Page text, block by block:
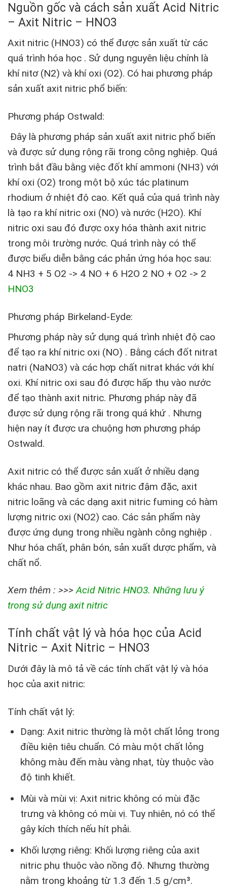
Nguồn gốc và cách sản xuất Acid Nitric
– Axit Nitric – HNO3
Axit nitric (HNO3) có thể được sản xuất từ các
quá trình hóa học . Sử dụng nguyên liệu chính là
khí nitơ (N2) và khí oxi (O2). Có hai phương pháp
sản xuất axit nitric phổ biến:
Phương pháp Ostwald:
Đây là phương pháp sản xuất axit nitric phổ biến
và được sử dụng rộng rãi trong công nghiệp. Quá
trình bắt đầu bằng việc đốt khí ammoni (NH3) với
khí oxi (O2) trong một bộ xúc tác platinum
rhodium ở nhiệt độ cao. Kết quả của quá trình này
là tạo ra khí nitric oxi (NO) và nước (H2O). Khí
nitric oxi sau đó được oxy hóa thành axit nitric
trong môi trường nước. Quá trình này có thể
được biểu diễn bằng các phản ứng hóa học sau:
4 NH3 + 5 O2 -> 4 NO + 6 H2O 2 NO + O2 -> 2
HNO3
Phương pháp Birkeland-Eyde:
Phương pháp này sử dụng quá trình nhiệt độ cao
để tạo ra khí nitric oxi (NO) . Bằng cách đốt nitrat
natri (NaNO3) và các hợp chất nitrat khác với khí
oxi. Khí nitric oxi sau đó được hấp thụ vào nước
để tạo thành axit nitric. Phương pháp này đã
được sử dụng rộng rãi trong quá khứ . Nhưng
hiện nay ít được ưa chuộng hơn phương pháp
Ostwald.
Axit nitric có thể được sản xuất ở nhiều dạng
khác nhau. Bao gồm axit nitric đậm đặc, axit
nitric loãng và các dạng axit nitric fuming có hàm
lượng nitric oxi (NO2) cao. Các sản phẩm này
được ứng dụng trong nhiều ngành công nghiệp .
Như hóa chất, phân bón, sản xuất dược phẩm, và
chất nổ.
Xem thêm : >>>Acid Nitric HNO3. Những lưu ý
trong sử dụng axit nitric
Tính chất vật lý và hóa học của Acid
Nitric – Axit Nitric – HNO3
Dưới đây là mô tả về các tính chất vật lý và hóa
học của axit nitric:
Tính chất vật lý:
Dạng: Axit nitric thường là một chất lỏng trong
điều kiện tiêu chuẩn. Có màu một chất lỏng
không màu đến màu vàng nhạt, tùy thuộc vào
độ tinh khiết.
Mùi và mùi vị: Axit nitric không có mùi đặc
trưng và không có mùi vị. Tuy nhiên, nó có thể
gây kích thích nếu hít phải.
Khối lượng riêng: Khối lượng riêng của axit
nitric phụ thuộc vào nồng độ. Nhưng thường
nằm trong khoảng từ 1.3 đến 1.5 g/cm³.